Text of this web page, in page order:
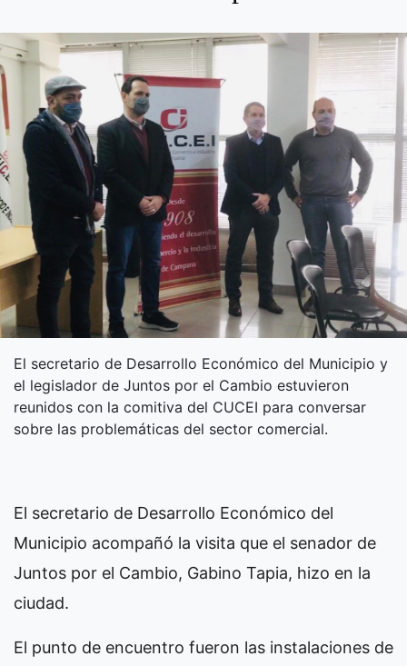
El secretario de Desarrollo Económico del Municipio y
el legislador de Juntos por el Cambio estuvieron
reunidos con la comitiva del CUCEI para conversar
sobre las problemáticas del sector comercial.
El secretario de Desarrollo Económico del
Municipio acompañó la visita que el senador de
Juntos por el Cambio, Gabino Tapia, hizo en la
ciudad.
El punto de encuentro fueron las instalaciones de